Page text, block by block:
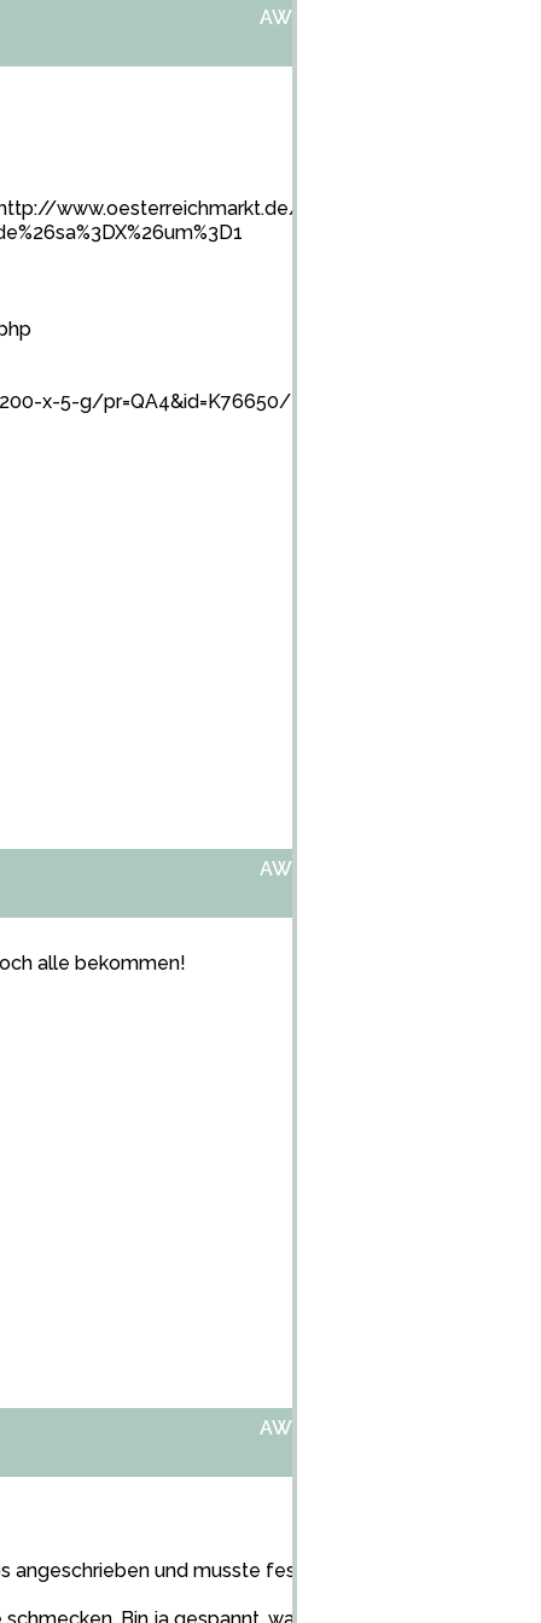
AW:NEUE NAPSVERPACKUNG
www.oesterreichmarkt.de/2007/01/page/2/
x-5-g/pr=QA4&id=K76650/
AW:NEUE NAPSVERPACKUNG
alle bekommen!
AW:NEUE NAPSVERPACKUNG
und musste feststellen, dass die einfach